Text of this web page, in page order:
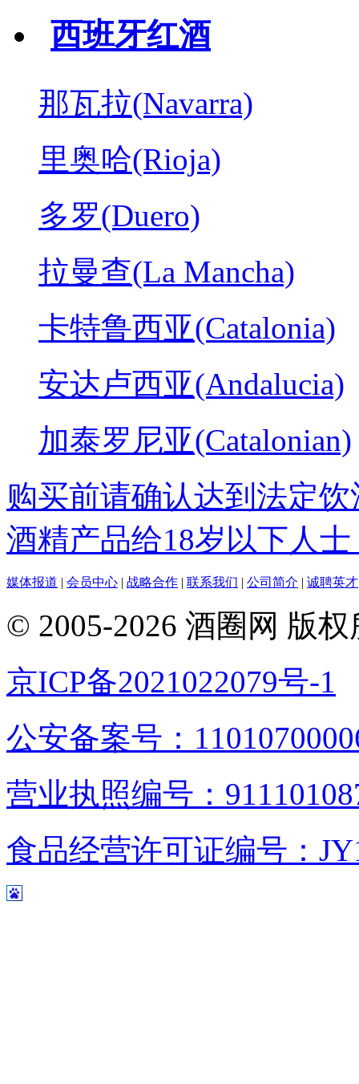
西班牙红酒
那瓦拉(Navarra)
里奥哈(Rioja)
多罗(Duero)
拉曼查(La Mancha)
卡特鲁西亚(Catalonia)
安达卢西亚(Andalucia)
加泰罗尼亚(Catalonian)
购买前请确认达到法定
酒精产品给18岁以下人士
媒体报道 | 会员中心 | 战略合作 | 联系我们 | 公司简介 | 诚聘英才
© 2005-2026 酒圈网 版
京ICP备2021022079号-1
公安备案号：
营业执照编号：
食品经营许可证编号：